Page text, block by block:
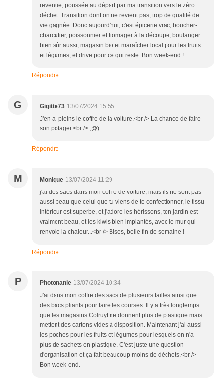
revenue, poussée au départ par ma transition vers le zéro
déchet. Transition dont on ne revient pas, trop de qualité de
vie gagnée. Donc aujourd'hui, c'est épicerie vrac, boucher-
charcutier, poissonnier et fromager à la découpe, boulanger
bien sûr aussi, magasin bio et maraîcher local pour les fruits
et légumes, et drive pour ce qui reste. Bon week-end !
Répondre
G Gigitte73 13/07/2024 15:55
J'en ai pleins le coffre de la voiture.<br /> La chance de faire
son potager.<br /> ;@)
Répondre
M Monique 13/07/2024 11:29
j'ai des sacs dans mon coffre de voiture, mais ils ne sont pas
aussi beau que celui que tu viens de te confectionner, le tissu
intérieur est superbe, et j'adore les hérissons, ton jardin est
vraiment beau, et les kiwis bien implantés, avec le mur qui
renvoie la chaleur...<br /> Bises, belle fin de semaine !
Répondre
P Photonanie 13/07/2024 10:34
J'ai dans mon coffre des sacs de plusieurs tailles ainsi que
des bacs pliants pour faire les courses. Il y a très longtemps
que les magasins Colruyt ne donnent plus de plastique mais
mettent des cartons vides à disposition. Maintenant j'ai aussi
les poches pour les fruits et légumes pour lesquels on n'a
plus de sachets en plastique. C'est juste une question
d'organisation et ça fait beaucoup moins de déchets.<br />
Bon week-end.